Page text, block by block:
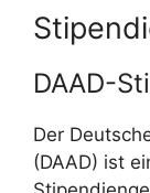
DAAD-
Der
(DAAD) ist